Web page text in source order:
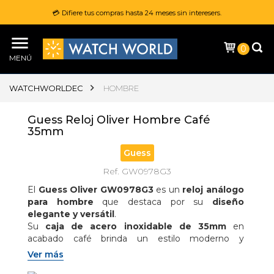
💳 Difiere tus compras hasta 24 meses sin interesers.
MENÚ
0
WATCHWORLDEC HOMBRE
Guess Reloj Oliver Hombre Café
35mm
Guess
Ref. GW0978G3
El Guess Oliver GW0978G3 es un reloj análogo
para hombre que destaca por su diseño
elegante y versátil.
Su caja de acero inoxidable de 35mm en
acabado café brinda un estilo moderno y
distinguido.
El extensible metálico en acero inoxidable
Ver más